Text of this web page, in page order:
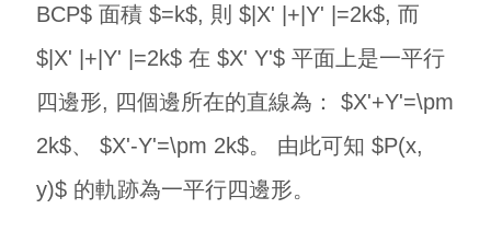
BCP$ 面積 $=k$, 則 $|X' |+|Y' |=2k$, 而
$|X' |+|Y' |=2k$ 在 $X' Y'$ 平面上是一平行
四邊形, 四個邊所在的直線為： $X'+Y'=\pm
2k$、 $X'-Y'=\pm 2k$。 由此可知 $P(x,
y)$ 的軌跡為一平行四邊形。